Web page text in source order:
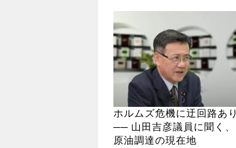
ホルムズ危機に迂回路あり
── 山田吉彦議員に聞く、
原油調達の現在地